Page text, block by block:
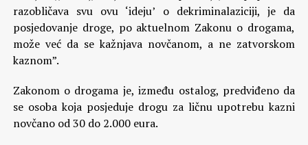
razobličava svu ovu ‘ideju’ o dekriminalaziciji, je da
posjedovanje droge, po aktuelnom Zakonu o drogama,
može već da se kažnjava novčanom, a ne zatvorskom
kaznom”.
Zakonom o drogama je, između ostalog, predviđeno da
se osoba koja posjeduje drogu za ličnu upotrebu kazni
novčano od 30 do 2.000 eura.